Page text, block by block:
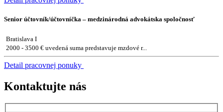
Senior účtovník/účtovníčka – medzinárodná advokátska spoločnosť
Bratislava I
2000 - 3500 € uvedená suma predstavuje mzdové r...
Detail pracovnej ponuky
Kontaktujte nás